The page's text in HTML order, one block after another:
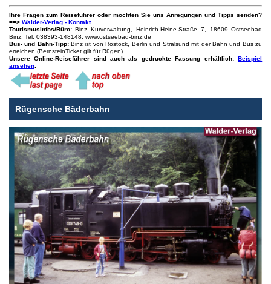
Ihre Fragen zum Reiseführer oder möchten Sie uns Anregungen und Tipps senden?
==> Walder-Verlag - Kontakt
Tourismusinfos/Büro:Binz Kurverwaltung, Heinrich-Heine-Straße 7, 18609 Ostseebad
Binz, Tel. 038393-148148, www.ostseebad-binz.de
Bus- und Bahn-Tipp:Binz ist von Rostock, Berlin und Stralsund mit der Bahn und Bus zu
erreichen (BernsteinTicket gilt für Rügen)
Unsere Online-Reiseführer sind auch als gedruckte Fassung erhältlich:Beispiel
ansehen.
Rügensche Bäderbahn